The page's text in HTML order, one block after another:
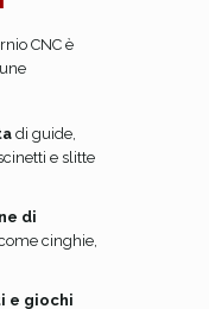
CNC è
di guide,
e slitte
di
cinghie,
e giochi